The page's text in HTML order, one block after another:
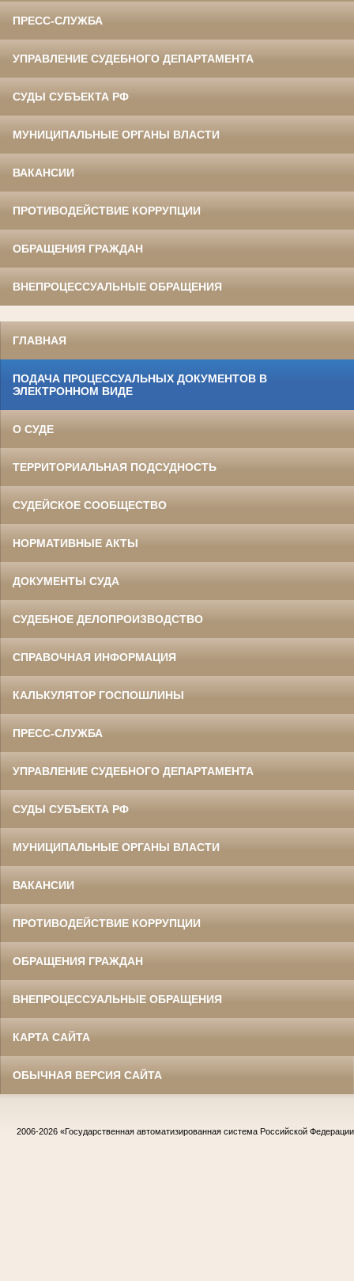
ПРЕСС-СЛУЖБА
УПРАВЛЕНИЕ СУДЕБНОГО ДЕПАРТАМЕНТА
СУДЫ СУБЪЕКТА РФ
МУНИЦИПАЛЬНЫЕ ОРГАНЫ ВЛАСТИ
ВАКАНСИИ
ПРОТИВОДЕЙСТВИЕ КОРРУПЦИИ
ОБРАЩЕНИЯ ГРАЖДАН
ВНЕПРОЦЕССУАЛЬНЫЕ ОБРАЩЕНИЯ
ГЛАВНАЯ
ПОДАЧА ПРОЦЕССУАЛЬНЫХ ДОКУМЕНТОВ В
ЭЛЕКТРОННОМ ВИДЕ
О СУДЕ
ТЕРРИТОРИАЛЬНАЯ ПОДСУДНОСТЬ
СУДЕЙСКОЕ СООБЩЕСТВО
НОРМАТИВНЫЕ АКТЫ
ДОКУМЕНТЫ СУДА
СУДЕБНОЕ ДЕЛОПРОИЗВОДСТВО
СПРАВОЧНАЯ ИНФОРМАЦИЯ
КАЛЬКУЛЯТОР ГОСПОШЛИНЫ
ПРЕСС-СЛУЖБА
УПРАВЛЕНИЕ СУДЕБНОГО ДЕПАРТАМЕНТА
СУДЫ СУБЪЕКТА РФ
МУНИЦИПАЛЬНЫЕ ОРГАНЫ ВЛАСТИ
ВАКАНСИИ
ПРОТИВОДЕЙСТВИЕ КОРРУПЦИИ
ОБРАЩЕНИЯ ГРАЖДАН
ВНЕПРОЦЕССУАЛЬНЫЕ ОБРАЩЕНИЯ
КАРТА САЙТА
ОБЫЧНАЯ ВЕРСИЯ САЙТА
2006-2026 «Государственная автоматизированная система Российской